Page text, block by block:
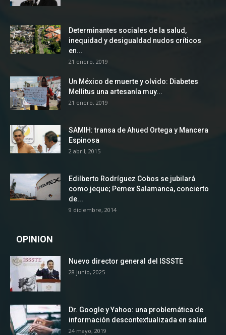
Determinantes sociales de la salud,
inequidad y desigualdad nudos críticos
en...
21 enero, 2019
Un México de muerte y olvido: Diabetes
Mellitus una artesanía muy...
21 enero, 2019
SAMIH: transa de Ahued Ortega y Mancera
Espinosa
2 abril, 2015
Edilberto Rodríguez Cobos se jubilará
como jeque; Pemex Salamanca, concierto
de...
9 diciembre, 2014
OPINION
Nuevo director general del ISSSTE
28 junio, 2025
Dr. Google y Yahoo: una problemática de
información descontextualizada en salud
24 mayo, 2019